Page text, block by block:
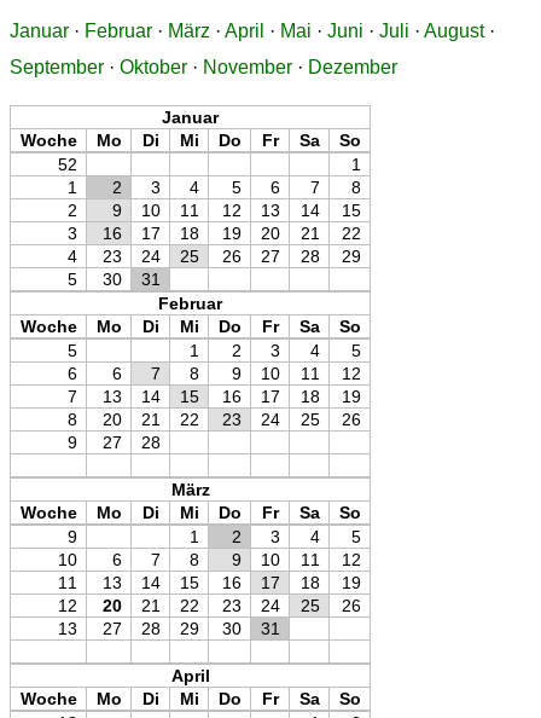
Januar · Februar · März · April · Mai · Juni · Juli · August·
September · Oktober · November · Dezember
Januar
Woche
Mo Di Mi Do Fr Sa
So
52
1
1
2 3 4 5 6 7
8
2
9 10 11 12 13 14
15
3
16 17 18 19 20 21
22
4
23 24 25 26 27 28
29
5
30
31
Februar
Woche
Mo Di Mi Do Fr Sa
So
5
1 2 3 4
5
6
6 7 8 9 10 11
12
7
13 14 15 16 17 18
19
8
20 21 22 23 24 25
26
9
27 28
März
Woche
Mo Di Mi Do Fr Sa
So
9
1 2 3 4
5
10
6 7 8 9 10 11
12
11
13 14 15 16 17 18
19
12
20 21 22 23 24 25
26
13
27 28 29 30 31
April
Woche
Mo Di Mi Do Fr Sa
So